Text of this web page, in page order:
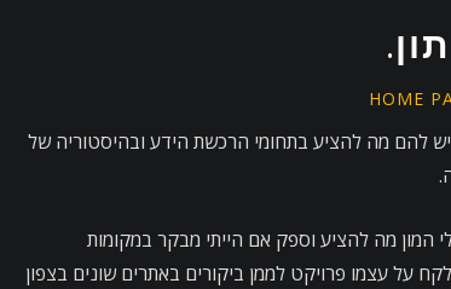
HOME
להם מה להציע בתחומי הרכשת הידע ובהיסטוריה של
המון מה להציע וספק אם הייתי מבקר במקומות
על עצמו פרויקט לממן ביקורים באתרים שונים בצפון